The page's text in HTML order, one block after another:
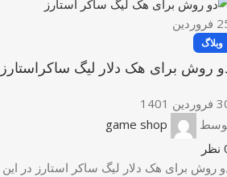
فروردین
وبلاگ
روش برای هک دلار لیگ ساکراستارز
1401
game shop
نظر
روش برای هک دلار لیگ ساکر استارز در این